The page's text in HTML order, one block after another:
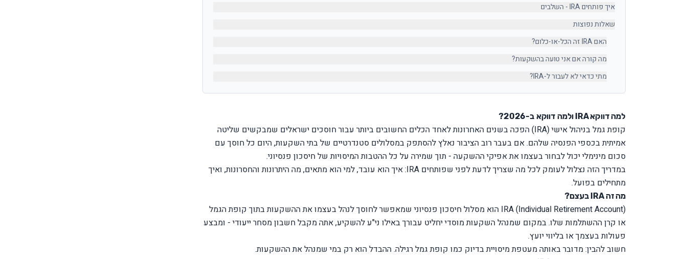
איך פותחים IRA - השלבים
שאלות נפוצות
האם IRA זה הכל-או-כלום?
מה קורה אם אני טועה בהשקעות?
מתי כדאי לא לעבור ל-IRA?
למה דווקא IRA ולמה דווקא ב-2026?
קופת גמל בניהול אישי (IRA) הפכה בשנים האחרונות לאחד הכלים החשובים ביותר עבור חוסכים ישראלים שמבקשים שליטה
אמיתית בכספי הפנסיה שלהם. אם בעבר רוב הציבור נאלץ להסתפק במסלולים סטנדרטיים של בתי השקעות, היום כל חוסך עם
סכום מינימלי יכול לבחור בעצמו את אפיקי ההשקעה - תוך שמירה על כל ההטבות המיסויות של חיסכון פנסיוני.
במדריך הזה נצלול לעומק לכל מה שצריך לדעת לפני שפותחים IRA: איך הוא עובד, למי הוא מתאים, מה היתרונות והחסרונות, ואיך
מתחילים בפועל.
מה זה IRA בעצם?
IRA (Individual Retirement Account) הוא מסלול חיסכון פנסיוני שמאפשר לחוסך לנהל בעצמו את ההשקעות בתוך קופת הגמל
או קרן ההשתלמות שלו. במקום שמנהל השקעות מוסדי יחליט עבורך באילו ני"ע להשקיע, אתה מקבל חשבון מסחר ייעודי - ומבצע
פעולות בעצמך או בליווי יועץ.
חשוב להבין: מדובר באותה מעטפת מיסויית בדיוק כמו קופת גמל רגילה. ההבדל הוא רק במי שמנהל את ההשקעות.